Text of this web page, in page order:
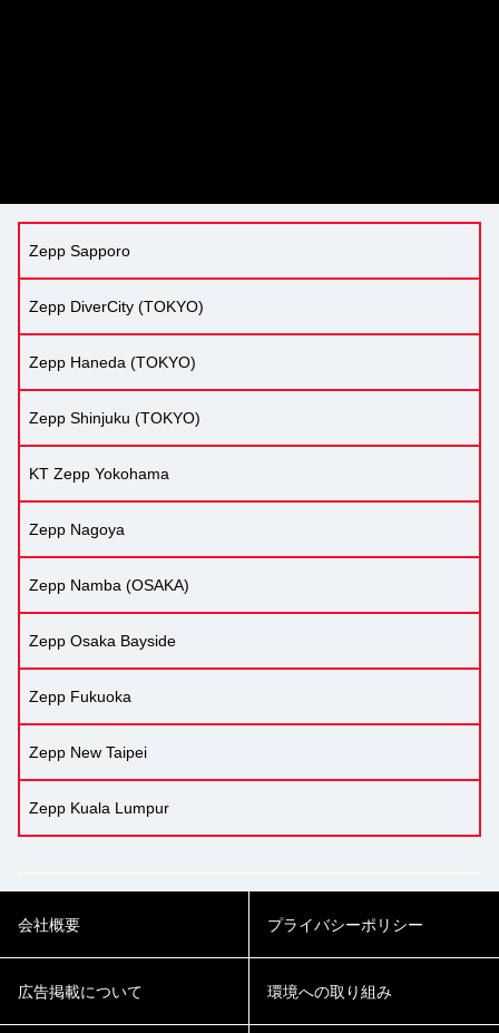
Zepp Sapporo
Zepp DiverCity (TOKYO)
Zepp Haneda (TOKYO)
Zepp Shinjuku (TOKYO)
KT Zepp Yokohama
Zepp Nagoya
Zepp Namba (OSAKA)
Zepp Osaka Bayside
Zepp Fukuoka
Zepp New Taipei
Zepp Kuala Lumpur
会社概要 プライバシーポリシー
広告掲載について 環境への取り組み